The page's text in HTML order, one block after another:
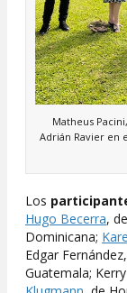
Matheus
Adrián Ravier en
Los
Hugo Becerra,
Dominicana;
Edgar
Guatemala;